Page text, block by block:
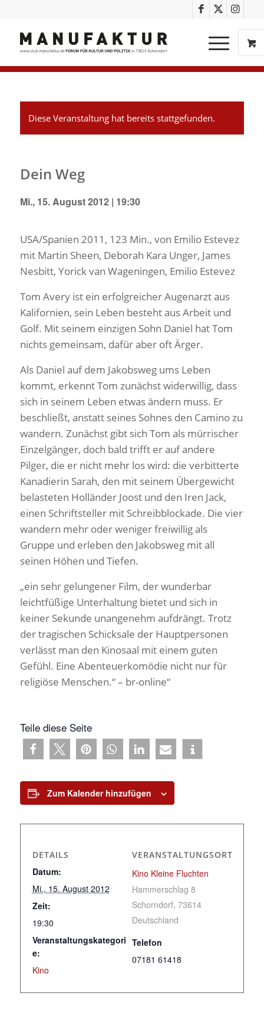
Diese Veranstaltung hat bereits stattgefunden.
Dein Weg
Mi., 15. August 2012 | 19:30
USA/Spanien 2011, 123 Min., von Emilio Estevez
mit Martin Sheen, Deborah Kara Unger, James
Nesbitt, Yorick van Wageningen, Emilio Estevez
Tom Avery ist ein erfolgreicher Augenarzt aus
Kalifornien, sein Leben besteht aus Arbeit und
Golf. Mit seinem einzigen Sohn Daniel hat Tom
nichts gemeinsam, dafür aber oft Ärger.
Als Daniel auf dem Jakobsweg ums Leben
kommt, erkennt Tom zunächst widerwillig, dass
sich in seinem Leben etwas ändern muss. Er
beschließt, anstatt seines Sohnes den Camino zu
wandern. Zunächst gibt sich Tom als mürrischer
Einzelgänger, doch bald trifft er auf andere
Pilger, die er nicht mehr los wird: die verbitterte
Kanadierin Sarah, den mit seinem Übergewicht
belasteten Holländer Joost und den Iren Jack,
einen Schriftsteller mit Schreibblockade. Die vier
wandern mehr oder weniger freiwillig als
Gruppe und erleben den Jakobsweg mit all
seinen Höhen und Tiefen.
„ein sehr gelungener Film, der wunderbar
leichtfüßige Unterhaltung bietet und sich in
keiner Sekunde unangenehm aufdrängt. Trotz
der tragischen Schicksale der Hauptpersonen
verlässt man den Kinosaal mit einem guten
Gefühl. Eine Abenteuerkomödie nicht nur für
religiöse Menschen.“ – br-online“
Teile diese Seite
Zum Kalender hinzufügen
DETAILS
Datum:
Mi., 15. August 2012
Zeit:
19:30
Veranstaltungskategori
e:
Kino
VERANSTALTUNGSORT
Kino Kleine Fluchten
Hammerschlag 8
Schorndorf, 73614
Deutschland
Telefon
07181 61418